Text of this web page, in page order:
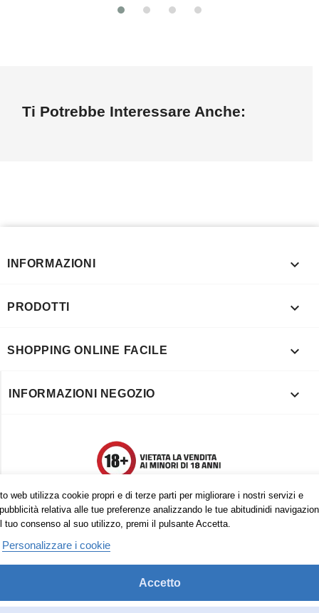
Ti Potrebbe Interessare Anche:
web utilizza cookie propri e di terze parti per migliorare i nostri servizi e
relativa alle tue preferenze analizzando le tue abitudinidi
tuo consenso al suo utilizzo, premi il pulsante Accetta.
Personalizzare i cookie
Accetto
INFORMAZIONI 
PRODOTTI 
SHOPPING ONLINE FACILE 
INFORMAZIONI NEGOZIO 
Trovaci anche su: